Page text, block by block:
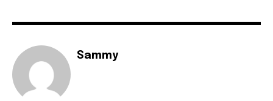
Sammy